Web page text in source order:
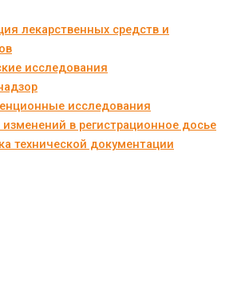
лекарственных средств и
исследования
исследования
изменений в регистрационное досье
технической документации